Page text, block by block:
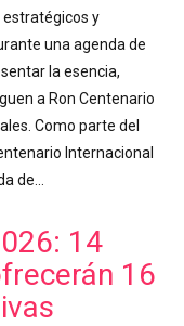
estratégicos y
una agenda de
la esencia,
a Ron Centenario
Como parte del
Internacional
de…
14
16